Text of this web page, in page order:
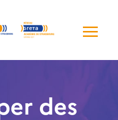
de
des